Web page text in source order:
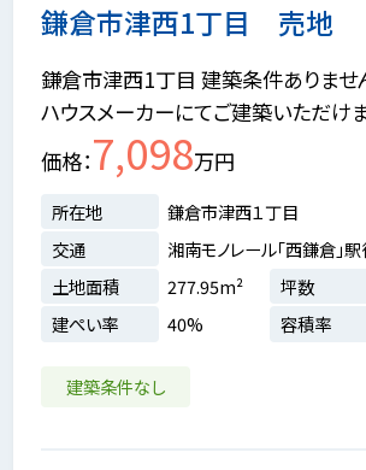
鎌倉市津西1丁目 売地
鎌倉市津西1丁目 建築条件ありませ
ハウスメーカーにてご建築いただけま
価格 7,098万円
所在地
鎌倉市津西１丁目
交通
湘南モノレール「西鎌倉」
土地面積
277.95m² 坪数
建ぺい率
40% 容積率
建築条件なし